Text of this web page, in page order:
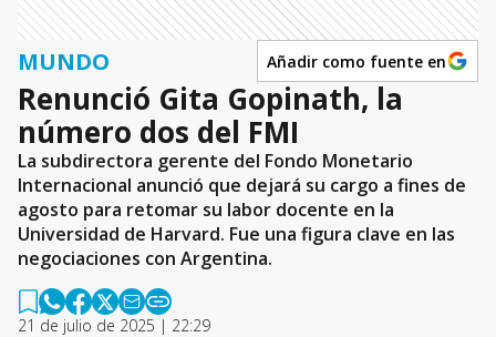
MUNDO Añadir como fuente en
Renunció Gita Gopinath, la
número dos del FMI
La subdirectora gerente del Fondo Monetario
Internacional anunció que dejará su cargo a fines de
agosto para retomar su labor docente en la
Universidad de Harvard. Fue una figura clave en las
negociaciones con Argentina.
21 de julio de 2025 | 22:29